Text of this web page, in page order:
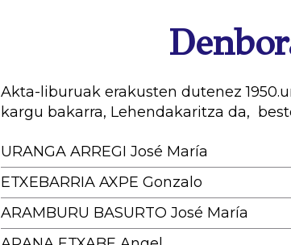
Akta-liburuak erakusten dutenez
kargu bakarra, Lehendakaritza da,
URANGA ARREGI José María
ETXEBARRIA AXPE Gonzalo
ARAMBURU BASURTO José María